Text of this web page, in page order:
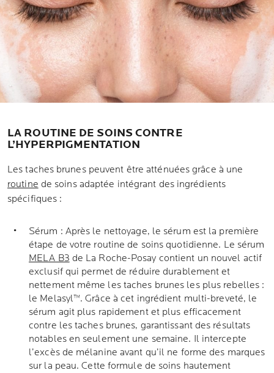
LA ROUTINE DE SOINS CONTRE
L’HYPERPIGMENTATION
Les taches brunes peuvent être atténuées grâce à une
routine de soins adaptée intégrant des ingrédients
spécifiques :
Sérum : Après le nettoyage, le sérum est la première
étape de votre routine de soins quotidienne. Le sérum
MELA B3 de La Roche-Posay contient un nouvel actif
exclusif qui permet de réduire durablement et
nettement même les taches brunes les plus rebelles :
le Melasyl™. Grâce à cet ingrédient multi-breveté, le
sérum agit plus rapidement et plus efficacement
contre les taches brunes, garantissant des résultats
notables en seulement une semaine. Il intercepte
l’excès de mélanine avant qu’il ne forme des marques
sur la peau. Cette formule de soins hautement